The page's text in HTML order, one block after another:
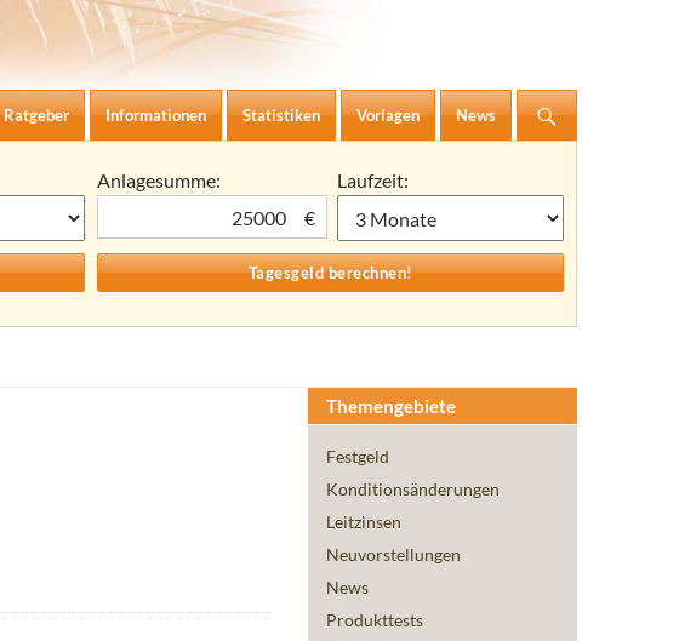
Ratgeber Informationen Statistiken Vorlagen News
Anlagesumme:
€
Laufzeit:
Themengebiete
Festgeld
Konditionsänderungen
Leitzinsen
Neuvorstellungen
News
Produkttests